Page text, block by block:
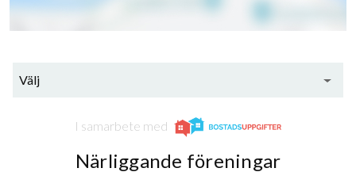
Välj
I samarbete med
Närliggande föreningar